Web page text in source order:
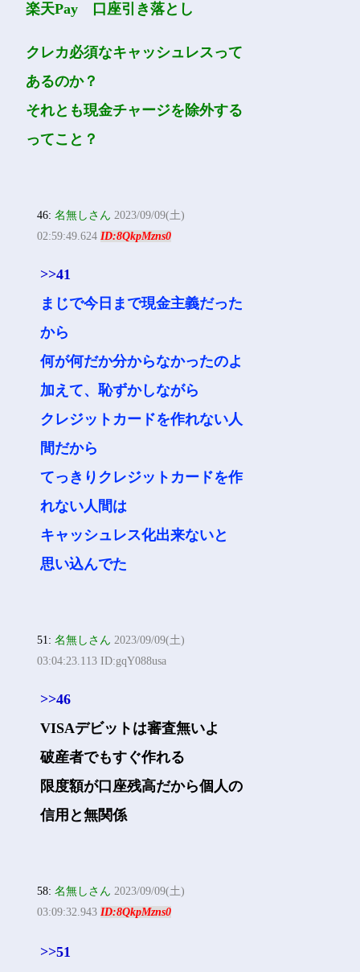
楽天Pay 口座引き落とし
クレカ必須なキャッシュレスって
あるのか？
それとも現金チャージを除外する
ってこと？
46:名無しさん 2023/09/09(土)
02:59:49.624ID:8QkpMzns0
>>41
まじで今日まで現金主義だった
から
何が何だか分からなかったのよ
加えて、恥ずかしながら
クレジットカードを作れない人
間だから
てっきりクレジットカードを作
れない人間は
キャッシュレス化出来ないと
思い込んでた
51:名無しさん 2023/09/09(土)
03:04:23.113 ID:gqY088usa
>>46
VISAデビットは審査無いよ
破産者でもすぐ作れる
限度額が口座残高だから個人の
信用と無関係
58:名無しさん 2023/09/09(土)
03:09:32.943ID:8QkpMzns0
>>51